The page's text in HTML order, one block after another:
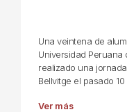
Una veintena de
Universidad
realizado una
Bellvitge el pasado 10
Ver más